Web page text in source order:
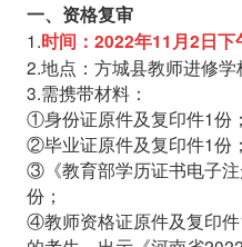
一、资格复审
1.时间：2022年11月2日下
2.地点：方城县教师进修学
3.需携带材料：
①身份证原件及复印件1份；
②毕业证原件及复印件1份；
③《教育部学历证书电子
份；
④教师资格证原件及复印